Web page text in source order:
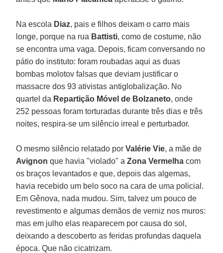
Na escola Diaz, pais e filhos deixam o carro mais
longe, porque na rua Battisti, como de costume, não
se encontra uma vaga. Depois, ficam conversando no
pátio do instituto: foram roubadas aqui as duas
bombas molotov falsas que deviam justificar o
massacre dos 93 ativistas antiglobalização. No
quartel da Repartição Móvel de Bolzaneto, onde
252 pessoas foram torturadas durante três dias e três
noites, respira-se um silêncio irreal e perturbador.
O mesmo silêncio relatado porValérie Vie, a mãe de
Avignonque havia "violado" aZona Vermelhacom
os braços levantados e que, depois das algemas,
havia recebido um belo soco na cara de uma policial.
Em Gênova, nada mudou. Sim, talvez um pouco de
revestimento e algumas demãos de verniz nos muros:
mas em julho elas reaparecem por causa do sol,
deixando a descoberto as feridas profundas daquela
época. Que não cicatrizam.